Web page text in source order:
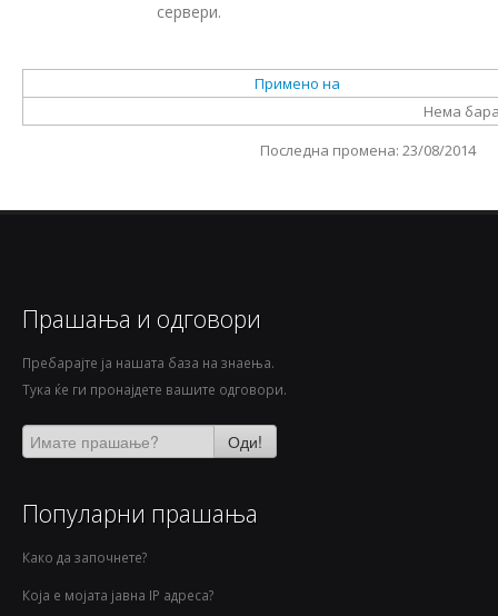
сервери.
Примено на
Нема
Последна промена: 23/08/2014
Прашања и одговори
Пребарајте ја нашата база на знаења.
Тука ќе ги пронајдете вашите одговори.
Оди!
Популарни прашања
Како да започнете?
Која е мојата јавна IP адреса?